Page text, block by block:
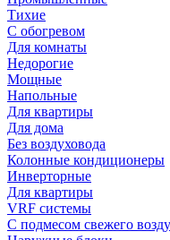
Тихие
С обогревом
Для комнаты
Недорогие
Мощные
Напольные
Для квартиры
Для дома
Без воздуховода
Колонные кондиционеры
Инверторные
Для квартиры
VRF системы
С подмесом свежего